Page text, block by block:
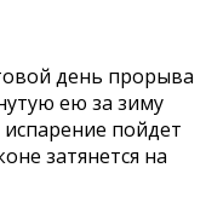
день прорыва
ею за зиму
пойдет
затянется на